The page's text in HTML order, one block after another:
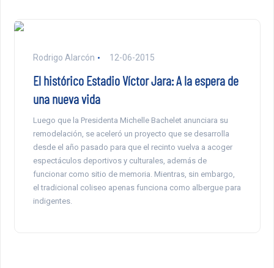
Rodrigo Alarcón 12-06-2015
El histórico Estadio Víctor Jara: A la espera de
una nueva vida
Luego que la Presidenta Michelle Bachelet anunciara su
remodelación, se aceleró un proyecto que se desarrolla
desde el año pasado para que el recinto vuelva a acoger
espectáculos deportivos y culturales, además de
funcionar como sitio de memoria. Mientras, sin embargo,
el tradicional coliseo apenas funciona como albergue para
indigentes.